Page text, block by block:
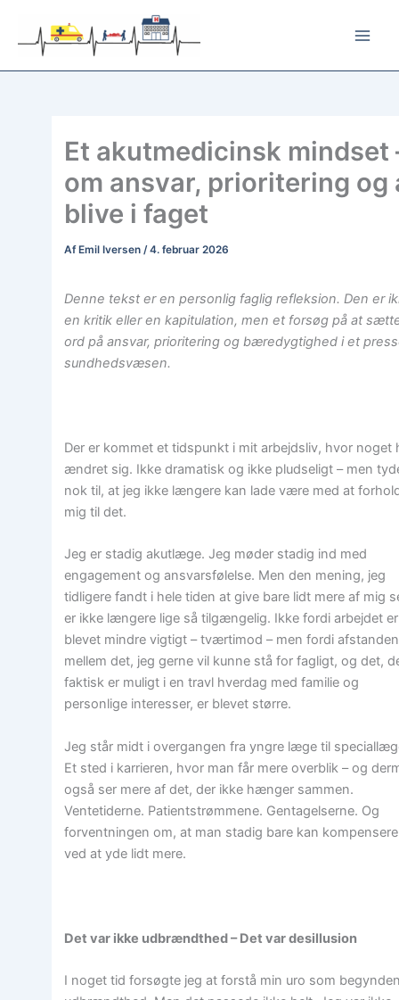
indholdet
Et akutmedicinsk mindset
om ansvar, prioritering og
blive i faget
AfEmil Iversen/4. februar 2026
Denne tekst er en personlig faglig refleksion. Den er
en kritik eller en kapitulation, men et forsøg på at
ord på ansvar, prioritering og bæredygtighed i et
sundhedsvæsen.
Der er kommet et tidspunkt i mit arbejdsliv, hvor noget
ændret sig. Ikke dramatisk og ikke pludseligt – men
nok til, at jeg ikke længere kan lade være med at
mig til det.
Jeg er stadig akutlæge. Jeg møder stadig ind med
engagement og ansvarsfølelse. Men den mening, jeg
tidligere fandt i hele tiden at give bare lidt mere af mig
er ikke længere lige så tilgængelig. Ikke fordi arbejdet er
blevet mindre vigtigt – tværtimod – men fordi afstanden
mellem det, jeg gerne vil kunne stå for fagligt, og det,
faktisk er muligt i en travl hverdag med familie og
personlige interesser, er blevet større.
Jeg står midt i overgangen fra yngre læge til
Et sted i karrieren, hvor man får mere overblik – og
også ser mere af det, der ikke hænger sammen.
Ventetiderne. Patientstrømmene. Gentagelserne. Og
forventningen om, at man stadig bare kan kompensere
ved at yde lidt mere.
Det var ikke udbrændthed – Det var desillusion
I noget tid forsøgte jeg at forstå min uro som